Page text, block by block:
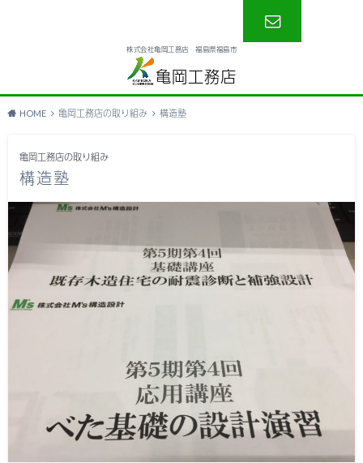
株式会社亀岡工務店 福島県福島市
亀岡工務店
せ
HOME 亀岡工務店の取り組み 構造塾
亀岡工務店の取り組み
構造塾